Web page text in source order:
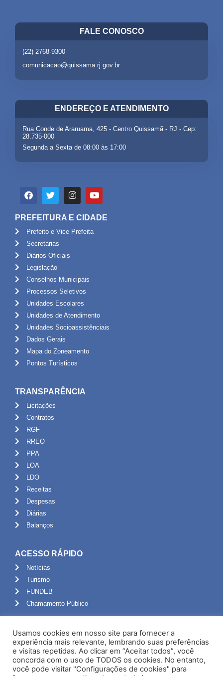
FALE CONOSCO
(22) 2768-9300
comunicacao@quissama.rj.gov.br
ENDEREÇO E ATENDIMENTO
Rua Conde de Araruama, 425 - Centro Quissamã - RJ - Cep:
28.735-000
Segunda a Sexta de 08:00 às 17:00
PREFEITURA E CIDADE
Prefeito e Vice Prefeita
Secretarias
Diários Oficiais
Legislação
Conselhos Municipais
Processos Seletivos
Unidades Escolares
Unidades de Atendimento
Unidades Socioassistênciais
Dados Gerais
Mapa do Zoneamento
Pontos Turísticos
TRANSPARÊNCIA
Licitações
Contratos
RGF
RREO
PPA
LOA
LDO
Receitas
Despesas
Diárias
Balanços
ACESSO RÁPIDO
Notícias
Turismo
FUNDEB
Chamamento Público
Portal do Servidor
Webmail
Administração
Usamos cookies em nosso site para fornecer a
experiência mais relevante, lembrando suas preferências
e visitas repetidas. Ao clicar em “Aceitar todos”, você
concorda com o uso de TODOS os cookies. No entanto,
você pode visitar "Configurações de cookies" para